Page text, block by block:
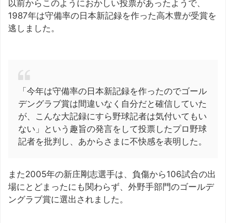
以前からこのようにおかしい投票があったようで、
1987年は守備率の日本新記録を作った高木豊が受賞を
逃しました。
「今年は守備率の日本新記録を作ったのでゴール
デングラブ賞は間違いなく自分だと確信していた
が、こんな大記録にすら野球記者は気付いてもい
ない」という趣旨の発言をして投票したプロ野球
記者を批判し、あからさまに不快感を表明した。
また2005年の新庄剛志選手は、負傷から106試合の出
場にとどまったにも関わらず、外野手部門のゴールデ
ングラブ賞に選出されました。